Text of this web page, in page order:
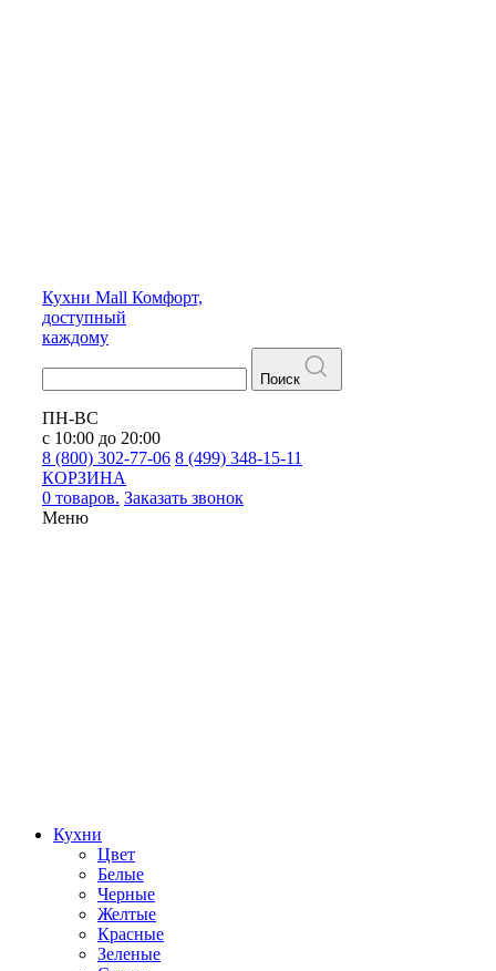
Кухни Mall Комфорт,
доступный
каждому
Поиск
ПН-ВС
с 10:00 до 20:00
8 (800) 302-77-06 8 (499) 348-15-11
КОРЗИНА
0 товаров. Заказать звонок
Меню
Кухни
Цвет
Белые
Черные
Желтые
Красные
Зеленые